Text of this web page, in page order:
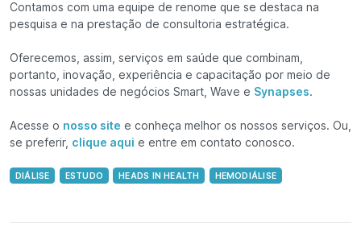
Contamos com uma equipe de renome que se destaca na
pesquisa e na prestação de consultoria estratégica.
Oferecemos, assim, serviços em saúde que combinam,
portanto, inovação, experiência e capacitação por meio de
nossas unidades de negócios Smart, Wave e Synapses.
Acesse o nosso site e conheça melhor os nossos serviços. Ou,
se preferir, clique aqui e entre em contato conosco.
DIÁLISE ESTUDO HEADS IN HEALTH HEMODIÁLISE